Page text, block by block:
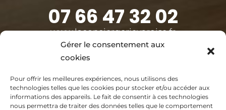
Gérer le consentement aux
cookies
Pour offrir les meilleures expériences, nous utilisons des
technologies telles que les cookies pour stocker et/ou accéder aux
informations des appareils. Le fait de consentir à ces technologies
nous permettra de traiter des données telles que le comportement
07 66 47 32 02
www.laconciergerievaroise.fr
À propos
FAQ